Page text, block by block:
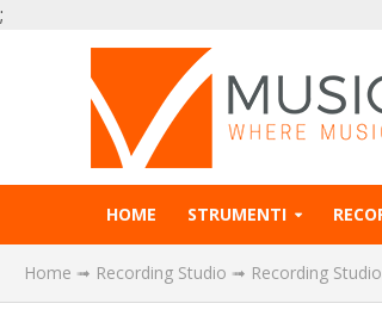
;
HOME STRUMENTI
Home ➟ Recording Studio ➟ Recording